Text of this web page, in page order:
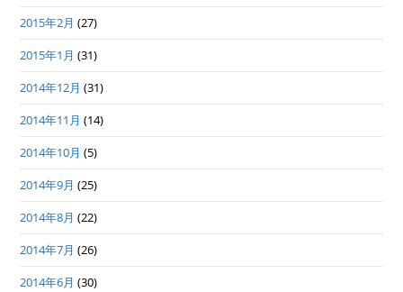
2015年2月 (27)
2015年1月 (31)
2014年12月 (31)
2014年11月 (14)
2014年10月 (5)
2014年9月 (25)
2014年8月 (22)
2014年7月 (26)
2014年6月 (30)